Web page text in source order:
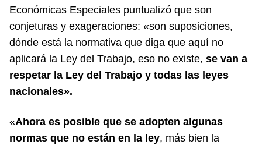
Económicas Especiales puntualizó que son
conjeturas y exageraciones: «son suposiciones,
dónde está la normativa que diga que aquí no
aplicará la Ley del Trabajo, eso no existe, se van a
respetar la Ley del Trabajo y todas las leyes
nacionales».
«Ahora es posible que se adopten algunas
normas que no están en la ley, más bien la